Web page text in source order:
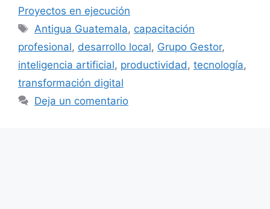
Proyectos en ejecución
Etiquetas
Antigua Guatemala, capacitación
profesional, desarrollo local, Grupo Gestor,
inteligencia artificial, productividad, tecnología,
transformación digital
Deja un comentario